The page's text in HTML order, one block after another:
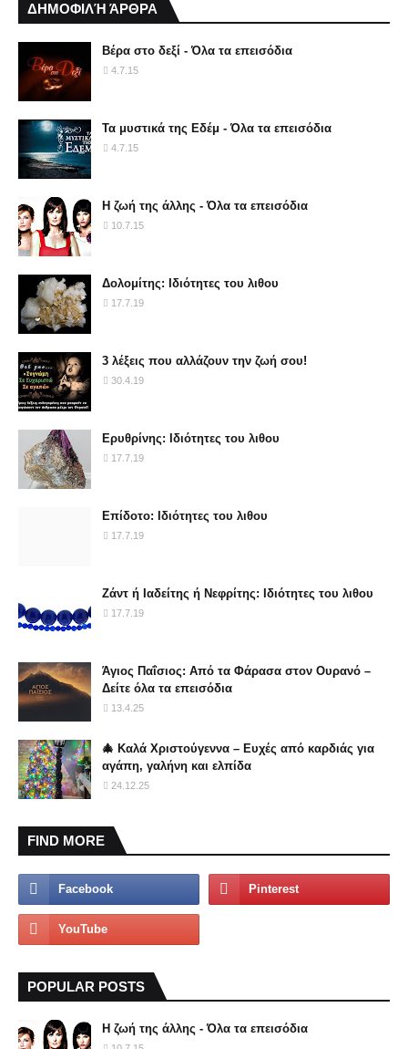
ΔΗΜΟΦΙΛΉ ΆΡΘΡΑ
Βέρα στο δεξί - Όλα τα επεισόδια
4.7.15
Τα μυστικά της Εδέμ - Όλα τα επεισόδια
4.7.15
Η ζωή της άλλης - Όλα τα επεισόδια
10.7.15
Δολομίτης: Ιδιότητες του λιθου
17.7.19
3 λέξεις που αλλάζουν την ζωή σου!
30.4.19
Ερυθρίνης: Ιδιότητες του λιθου
17.7.19
Επίδοτο: Ιδιότητες του λιθου
17.7.19
Ζάντ ή Ιαδείτης ή Νεφρίτης: Ιδιότητες του λιθου
17.7.19
Άγιος Παΐσιος: Από τα Φάρασα στον Ουρανό –
Δείτε όλα τα επεισόδια
13.4.25
🎄 Καλά Χριστούγεννα – Ευχές από καρδιάς για
αγάπη, γαλήνη και ελπίδα
24.12.25
FIND MORE
POPULAR POSTS
Η ζωή της άλλης - Όλα τα επεισόδια